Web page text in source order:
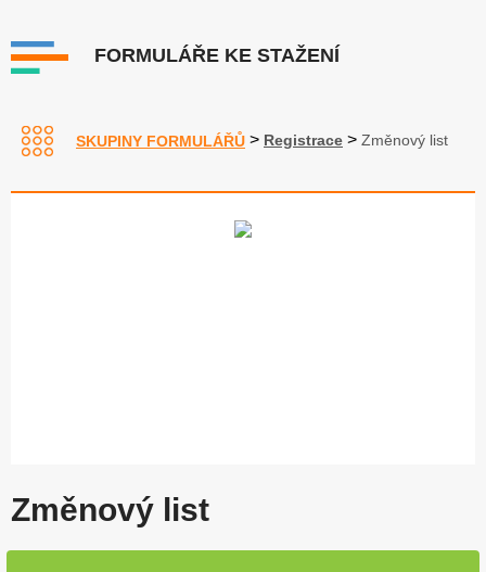
FORMULÁŘE KE STAŽENÍ
SKUPINY FORMULÁŘŮ > Registrace > Změnový list
Změnový list